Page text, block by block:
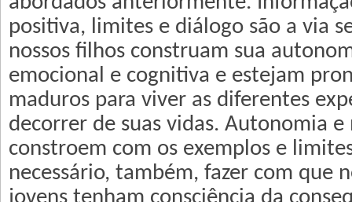
positiva, limites e diálogo são a via
nossos filhos construam sua
emocional e cognitiva e estejam
maduros para viver as diferentes
decorrer de suas vidas. Autonomia
constroem com os exemplos e
necessário, também, fazer com que